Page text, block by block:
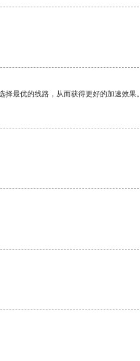
最优的线路，从而获得更好的加速效果。